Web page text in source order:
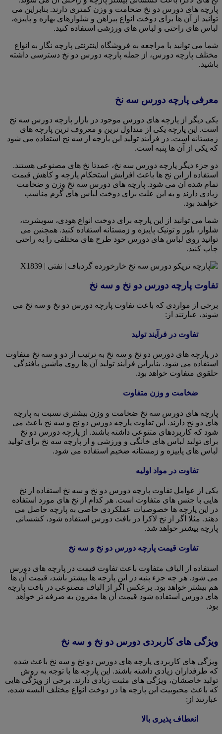
پارچه های دورس دو نخ ضخامت و وزن کمتری دارند. بنابراین می
توانید از آن ها برای دوخت انواع پیراهن و شلوارهای بهاره و پاییزه،
لباس های راحتی و لباس های ورزشی استفاده کنید.
شما می توانید با مراجعه به فروشگاه اینترنتی پارچه نگار به انواع
مختلف پارچه دورس، از جمله پارچه دورس دو نخ دسترسی داشته
باشید.
معرفی پارچه دورس سه نخ
یکی دیگر از پارچه های دورس موجود در بازار پارچه دورس سه نخ
است. این پارچه یکی از متداول ترین و معروف ترین پارچه های
زمستانه است. در فرآیند تولید این پارچه از سه نخ استفاده می شود
که یکی از آن ها پنبه است.
دو جزء دیگر پارچه دورس سه نخ، عمدتا نخ های مصنوعی هستند.
استفاده از این نخ ها باعث افزایش استحکام پارچه و کاهش قیمت
تمام شده آن می شود. پارچه های دورس سه نخ وزن و ضخامت
زیادی دارند و به این علت برای دوخت لباس های گرم مناسب
خواهند بود.
شما می توانید از این پارچه برای دوخت انواع هودی، سویشرت،
شلوار، بلوز و تونیک پاییزه و زمستانه استفاده کنید. همچنین می
توانید روی لباس های دورس خود طرح های مختلفی را به راحتی
چاپ کنید.
تفاوت پارچه دورس دو نخ و سه نخ
برخی از مواردی که باعث تفاوت پارچه دورس دو نخ و سه نخ می
شوند، عبارتند از:
تفاوت در فرآیند تولید
در پارچه های دورس دو نخ و سه نخ به ترتیب از دو و سه نخ متفاوت
استفاده می شود. بنابراین فرآیند تولید آن ها روی ماشین بافندگی
حلقوی متفاوت خواهد بود.
ضخامت و وزن متفاوت
پارچه های دورس سه نخ ضخامت و وزن بیشتری نسبت به پارچه
های دو نخ دارند. این تفاوت پارچه دورس دو نخ و سه نخ باعث می
شود که کاربردهای متنوعی داشته باشند. از پارچه دورس دو نخ
برای تولید لباس های خانگی و ورزشی و از پارچه سه نخ برای تولید
لباس های پاییزه و زمستانه ضخیم استفاده می شود.
تفاوت در مواد اولیه
یکی از عوامل تفاوت پارچه دورس دو نخ و سه نخ استفاده از نخ
هایی با جنس های متفاوت است. هر کدام از نخ های مورد استفاده
در این پارچه ها خصوصیات عملکردی خاصی به پارچه حاصل می
دهند. مثلا اگر از نخ لاکرا در بافت دورس استفاده شود، کشسانی
پارچه بیشتر خواهد شد.
تفاوت قیمت پارچه دورس دو نخ و سه نخ
استفاده از الیاف متفاوت باعث تفاوت قیمت در پارچه های دورس
می شود. هر چه جزء پنبه در این پارچه ها بیشتر باشد، قیمت آن ها
هم بیشتر خواهد بود. برعکس اگر از الیاف مصنوعی در بافت پارچه
های دورس استفاده شود قیمت آن ها مقرون به صرفه تر خواهد
بود.
ویژگی های کاربردی دورس دو نخ و سه نخ
ویژگی های کاربردی پارچه های دورس دو نخ و سه نخ باعث شده
که طرفداران زیادی داشته باشند. این پارچه ها با توجه به روش
تولید خاصشان، ویژگی های مثبت زیادی دارند. برخی از ویژگی هایی
که باعث محبوبیت این پارچه ها در دوخت انواع مختلف البسه شده،
عبارتند از:
انعطاف پذیری بالا